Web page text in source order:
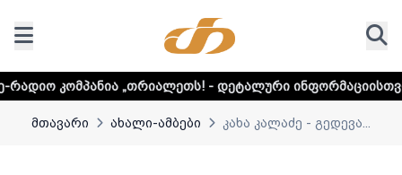
- დეტალური ინფორმაციისთვის დააკლიკეთ
მთავარი ახალი-ამბები კახა კალაძე - გედევა...